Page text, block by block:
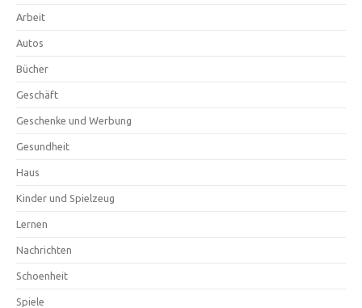
Arbeit
Autos
Bücher
Geschäft
Geschenke und Werbung
Gesundheit
Haus
Kinder und Spielzeug
Lernen
Nachrichten
Schoenheit
Spiele